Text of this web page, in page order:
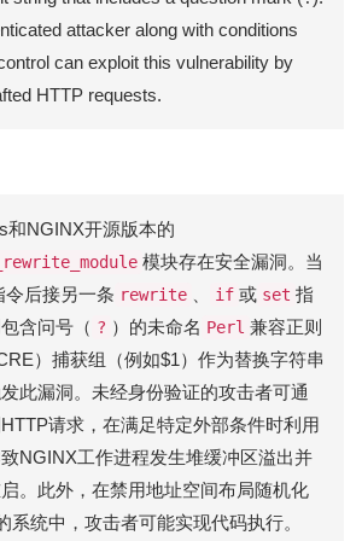
attacker along with conditions
can exploit this vulnerability by
HTTP requests.
和NGINX开源版本的
模块存在安全漏洞。当
令后接另一条 rewrite if 或 set 指
含问号（ ? ）的未命名 Perl 兼容正则
）捕获组（例如$1）作为替换字符串
此漏洞。未经身份验证的攻击者可通
请求，在满足特定外部条件时利用
NGINX工作进程发生堆缓冲区溢出并
。此外，在禁用地址空间布局随机化
系统中，攻击者可能实现代码执行。